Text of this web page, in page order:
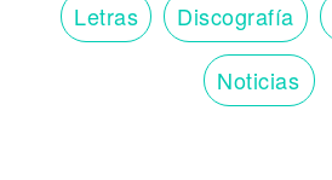
Letras Discografía
Noticias